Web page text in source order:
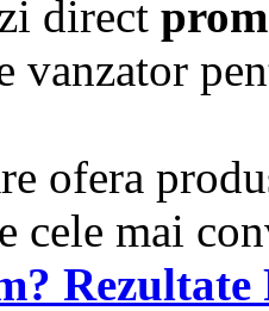
direct
vanzator
ofera
cele mai